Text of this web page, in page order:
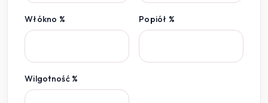
Włókno % Popiół %
Wilgotność %